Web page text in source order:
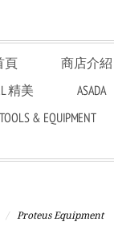
頁
商店介紹
精美
ASADA
& EQUIPMENT
Proteus Equipment